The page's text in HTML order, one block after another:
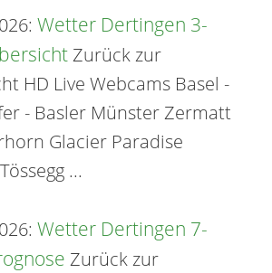
Wetter Dertingen 3-
Zurück zur
HD Live Webcams Basel -
- Basler Münster Zermatt
Glacier Paradise
...
Wetter Dertingen 7-
Zurück zur